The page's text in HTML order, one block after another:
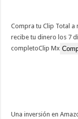
Compra tu Clip Total a
recibe tu dinero los 7
completoClip Mx
Una inversión en